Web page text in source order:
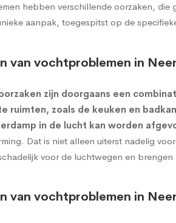
hebben verschillende oorzaken,
aanpak, toegespitst op de
van vochtproblemen in
zijn doorgaans een
ruimten, zoals de keuken en
in de lucht kan worden
Dat is niet alleen uiterst nadelig
voor de luchtwegen en
van vochtproblemen in